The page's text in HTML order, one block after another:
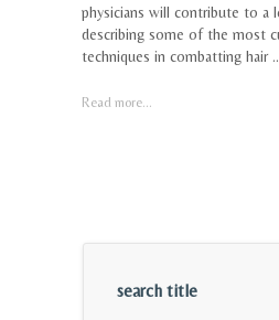
physicians will contribute to a
describing some of the most
techniques in combatting hair
Read more...
search title